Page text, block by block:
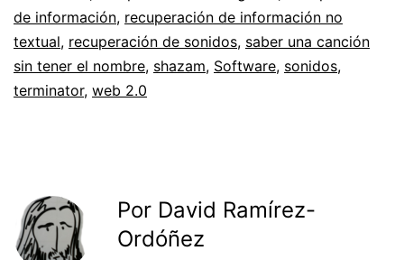
de información, recuperación de información no
textual, recuperación de sonidos, saber una canción
sin tener el nombre, shazam, Software, sonidos,
terminator, web 2.0
Por David Ramírez-
Ordóñez